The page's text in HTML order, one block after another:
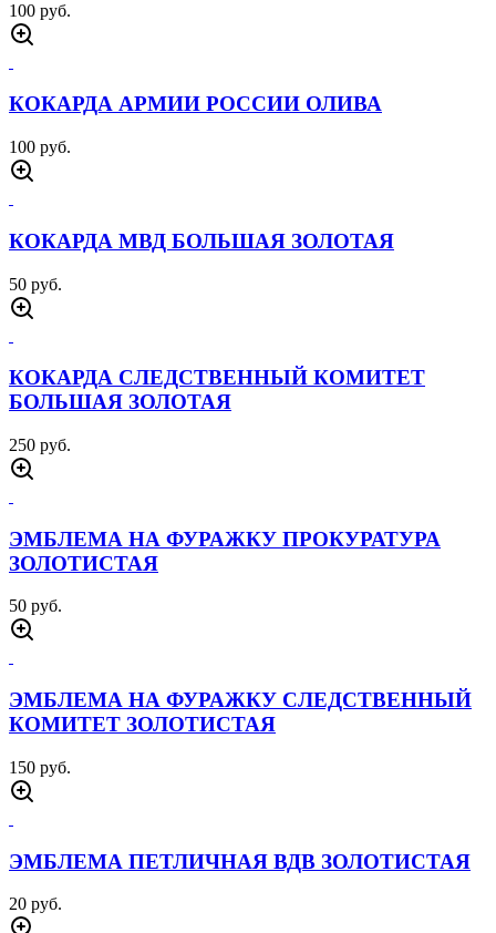
100 руб.
КОКАРДА АРМИИ РОССИИ ОЛИВА
100 руб.
КОКАРДА МВД БОЛЬШАЯ ЗОЛОТАЯ
50 руб.
КОКАРДА СЛЕДСТВЕННЫЙ КОМИТЕТ
БОЛЬШАЯ ЗОЛОТАЯ
250 руб.
ЭМБЛЕМА НА ФУРАЖКУ ПРОКУРАТУРА
ЗОЛОТИСТАЯ
50 руб.
ЭМБЛЕМА НА ФУРАЖКУ СЛЕДСТВЕННЫЙ
КОМИТЕТ ЗОЛОТИСТАЯ
150 руб.
ЭМБЛЕМА ПЕТЛИЧНАЯ ВДВ ЗОЛОТИСТАЯ
20 руб.